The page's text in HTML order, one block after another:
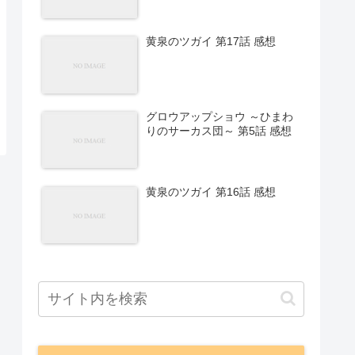
黄泉のツガイ 第17話 感想
グロウアップショウ ～ひまわ
りのサーカス団～ 第5話 感想
黄泉のツガイ 第16話 感想